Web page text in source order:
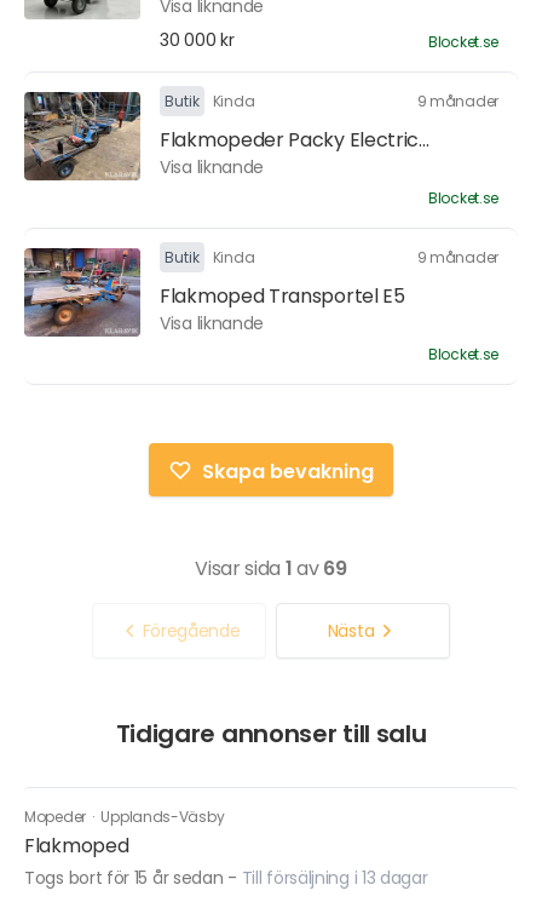
Visa liknande
30 000 kr
Blocket.se
Butik Kinda 9 månader
Flakmopeder Packy Electric...
Visa liknande
Blocket.se
Butik Kinda 9 månader
Flakmoped Transportel E5
Visa liknande
Blocket.se
Skapa bevakning
Visar sida 1av69
Föregående Nästa
Tidigare annonser till salu
Mopeder · Upplands-Väsby
Flakmoped
Togs bort för 15 år sedan - Till försäljning i 13 dagar